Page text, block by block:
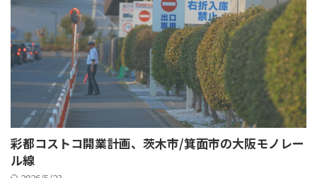
彩都コストコ開業計画、茨木市/箕面市の大阪モノレー
ル線